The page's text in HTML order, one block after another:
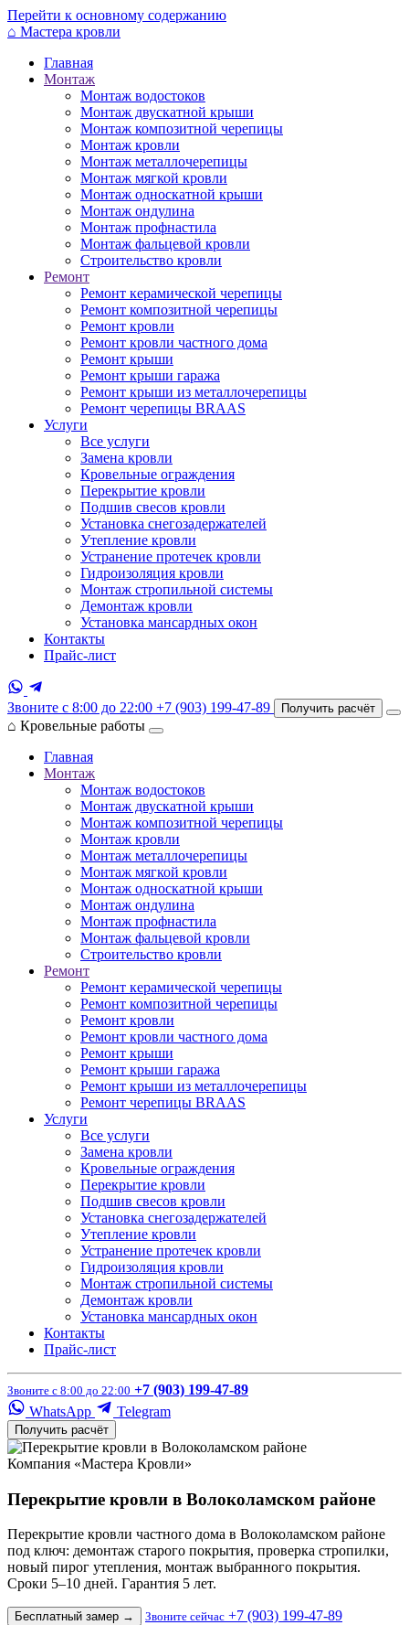
Перейти к основному содержанию
⌂ Мастера кровли
Главная
Монтаж
Монтаж водостоков
Монтаж двускатной крыши
Монтаж композитной черепицы
Монтаж кровли
Монтаж металлочерепицы
Монтаж мягкой кровли
Монтаж односкатной крыши
Монтаж ондулина
Монтаж профнастила
Монтаж фальцевой кровли
Строительство кровли
Ремонт
Ремонт керамической черепицы
Ремонт композитной черепицы
Ремонт кровли
Ремонт кровли частного дома
Ремонт крыши
Ремонт крыши гаража
Ремонт крыши из металлочерепицы
Ремонт черепицы BRAAS
Услуги
Все услуги
Замена кровли
Кровельные ограждения
Перекрытие кровли
Подшив свесов кровли
Установка снегозадержателей
Утепление кровли
Устранение протечек кровли
Гидроизоляция кровли
Монтаж стропильной системы
Демонтаж кровли
Установка мансардных окон
Контакты
Прайс-лист
Звоните с 8:00 до 22:00 +7 (903) 199-47-89 Получить расчёт
⌂ Кровельные работы
Главная
Монтаж
Монтаж водостоков
Монтаж двускатной крыши
Монтаж композитной черепицы
Монтаж кровли
Монтаж металлочерепицы
Монтаж мягкой кровли
Монтаж односкатной крыши
Монтаж ондулина
Монтаж профнастила
Монтаж фальцевой кровли
Строительство кровли
Ремонт
Ремонт керамической черепицы
Ремонт композитной черепицы
Ремонт кровли
Ремонт кровли частного дома
Ремонт крыши
Ремонт крыши гаража
Ремонт крыши из металлочерепицы
Ремонт черепицы BRAAS
Услуги
Все услуги
Замена кровли
Кровельные ограждения
Перекрытие кровли
Подшив свесов кровли
Установка снегозадержателей
Утепление кровли
Устранение протечек кровли
Гидроизоляция кровли
Монтаж стропильной системы
Демонтаж кровли
Установка мансардных окон
Контакты
Прайс-лист
Звоните с 8:00 до 22:00 +7 (903) 199-47-89
WhatsApp
Telegram
Получить расчёт
Компания «Мастера Кровли»
Перекрытие кровли в Волоколамском районе
Перекрытие кровли частного дома в Волоколамском районе
под ключ: демонтаж старого покрытия, проверка стропилки,
новый пирог утепления, монтаж выбранного покрытия.
Сроки 5–10 дней. Гарантия 5 лет.
Бесплатный замер → Звоните сейчас +7 (903) 199-47-89